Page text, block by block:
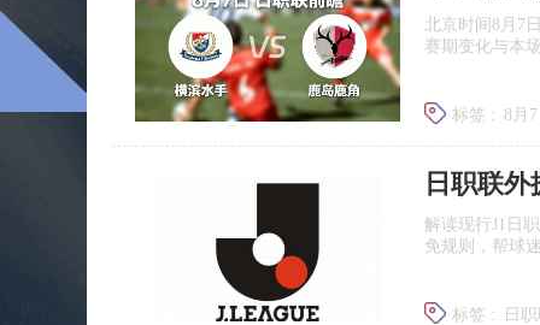
北京时间8月7
赛期变化与本
标签 : 8月
日职联前
日职联
解读现行J1日
免规则，帮球
标签 :
日